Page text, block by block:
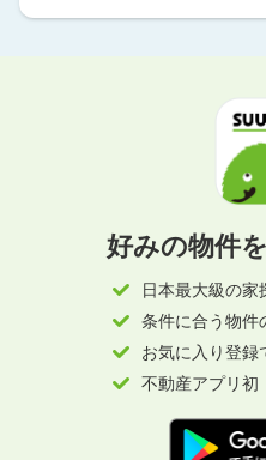
好みの物件
日本最大級の家
条件に合う物件
お気に入り登録
不動産アプリ初